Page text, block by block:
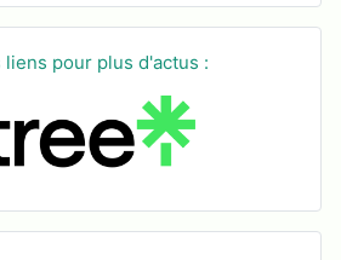
pour plus d'actus :